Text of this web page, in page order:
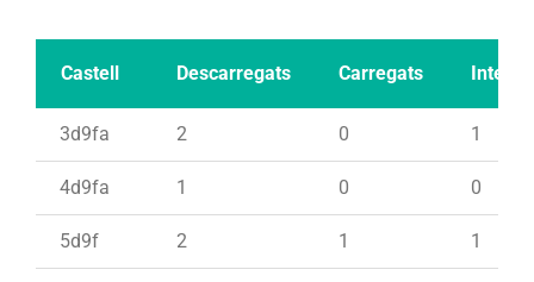
Castell Descarregats Carregats Intents
3d9fa 2 0 1
4d9fa 1 0 0
5d9f 2 1 1